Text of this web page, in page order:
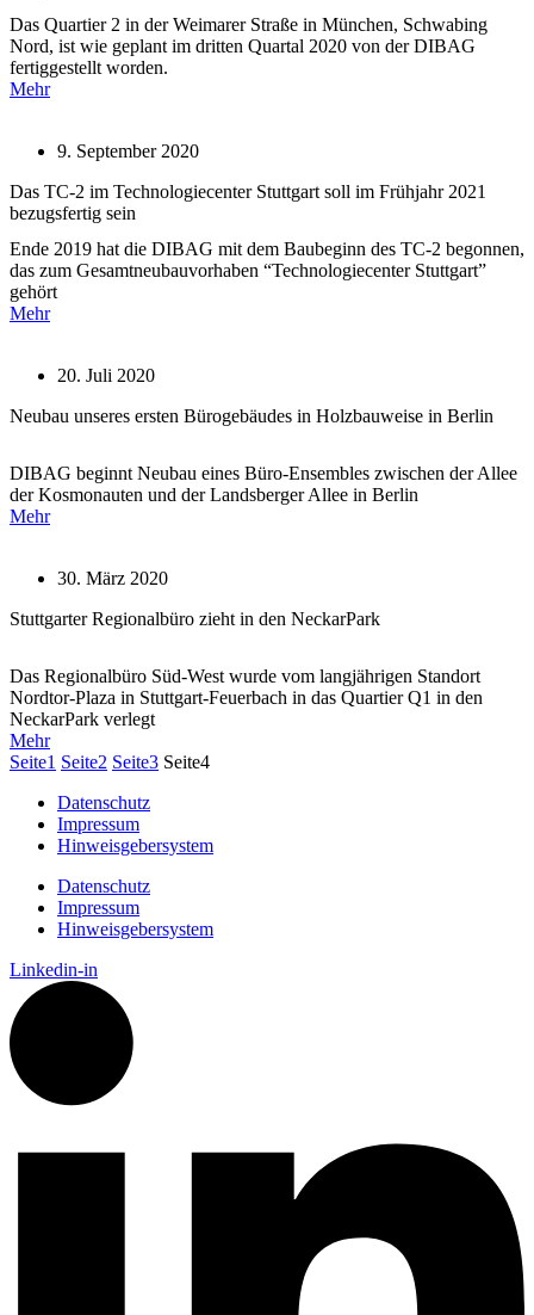
Das Quartier 2 in der Weimarer Straße in München, Schwabing
Nord, ist wie geplant im dritten Quartal 2020 von der DIBAG
fertiggestellt worden.
Mehr
9. September 2020
Das TC-2 im Technologiecenter Stuttgart soll im Frühjahr 2021
bezugsfertig sein
Ende 2019 hat die DIBAG mit dem Baubeginn des TC-2 begonnen,
das zum Gesamtneubauvorhaben “Technologiecenter Stuttgart”
gehört
Mehr
20. Juli 2020
Neubau unseres ersten Bürogebäudes in Holzbauweise in Berlin
DIBAG beginnt Neubau eines Büro-Ensembles zwischen der Allee
der Kosmonauten und der Landsberger Allee in Berlin
Mehr
30. März 2020
Stuttgarter Regionalbüro zieht in den NeckarPark
Das Regionalbüro Süd-West wurde vom langjährigen Standort
Nordtor-Plaza in Stuttgart-Feuerbach in das Quartier Q1 in den
NeckarPark verlegt
Mehr
Seite1 Seite2 Seite3 Seite4
Datenschutz
Impressum
Hinweisgebersystem
Datenschutz
Impressum
Hinweisgebersystem
Linkedin-in